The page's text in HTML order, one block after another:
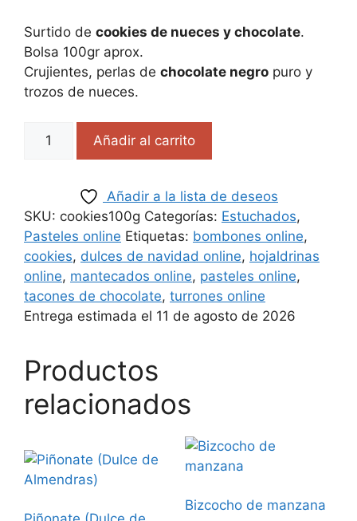
Surtido de cookies de nueces y chocolate.
Bolsa 100gr aprox.
Crujientes, perlas de chocolate negro puro y
trozos de nueces.
Añadir al carrito
Añadir a la lista de deseos
SKU: cookies100g Categorías: Estuchados,
Pasteles online Etiquetas: bombones online,
cookies, dulces de navidad online, hojaldrinas
online, mantecados online, pasteles online,
tacones de chocolate, turrones online
Entrega estimada el 11 de agosto de 2026
Productos
relacionados
Bizcocho de manzana